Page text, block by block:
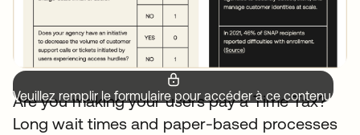
Veuillez remplir le formulaire pour accéder à ce contenu.
Are you making your users pay a Time Tax?
Long wait times and paper-based processes